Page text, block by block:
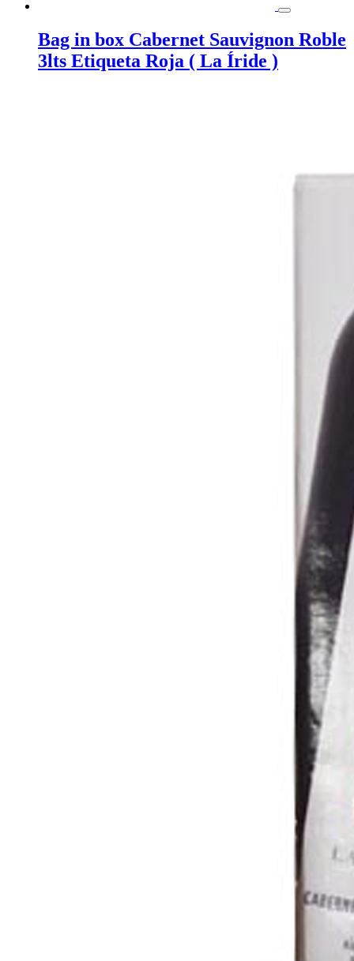
Bag in box Cabernet Sauvignon Roble
3lts Etiqueta Roja ( La Íride )